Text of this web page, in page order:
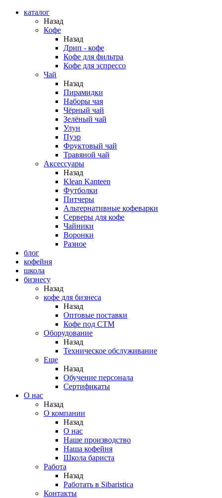
каталог
Назад
Кофе
Назад
Дрип - кофе
Кофе для фильтра
Кофе для эспрессо
Чай
Назад
Пирамидки
Наборы чая
Чёрный чай
Зелёный чай
Улун
Пуэр
Фруктовый чай
Травяной чай
Аксессуары
Назад
Klean Kanteen
Футболки
Питчеры
Альтернативные кофеварки
Серверы для кофе
Чайники
Воронки
Разное
блог
кофейня
школа
бизнесу
Назад
кофе для бизнеса
Назад
Оптовые поставки
Кофе под СТМ
Оборудование
Назад
Техническое обслуживание
Еще
Назад
Обучение персонала
Сертификаты
О нас
Назад
O компании
Назад
О нас
Наше производство
Наша кофейня
Школа бариста
Работа
Назад
Работать в Sibaristica
Контакты